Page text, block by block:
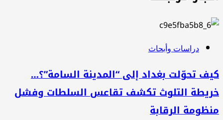
دراسات وأبحاث
كيف تحوّلت بغداد إلى “المدينة السامة”؟…
خريطة التلوث تكشف تقاعس السلطات وفشل
منظومة الرقابة